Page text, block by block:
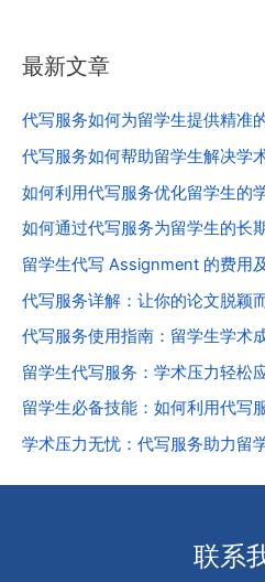
最新文章
代写服务如何为留学生提供精准
代写服务如何帮助留学生解决学
如何利用代写服务优化留学生的
如何通过代写服务为留学生的长
留学生代写 Assignment 的费用
代写服务详解：让你的论文脱颖
代写服务使用指南：留学生学术
留学生代写服务：学术压力轻松
留学生必备技能：如何利用代写
学术压力无忧：代写服务助力留
联系